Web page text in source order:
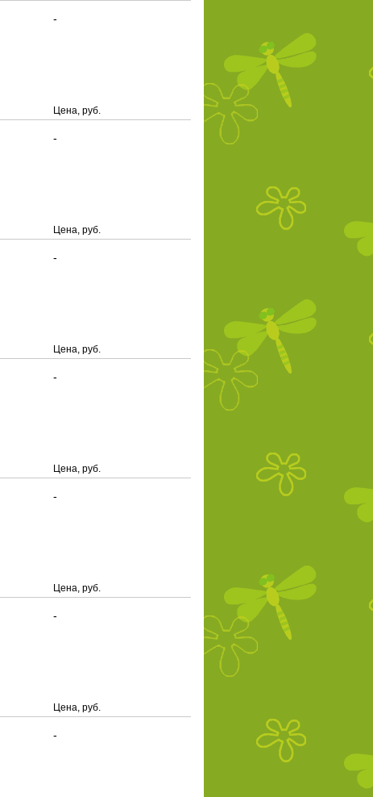
-
Цена, руб.
-
Цена, руб.
-
Цена, руб.
-
Цена, руб.
-
Цена, руб.
-
Цена, руб.
-